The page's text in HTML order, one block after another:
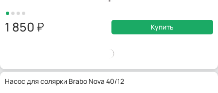
1 850 Купить
Насос для солярки Brabo Nova 40/12